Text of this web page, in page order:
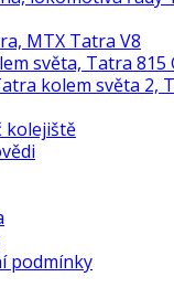
MTX Tatra V8
světa, Tatra 815
kolem světa 2,
kolejiště
podmínky